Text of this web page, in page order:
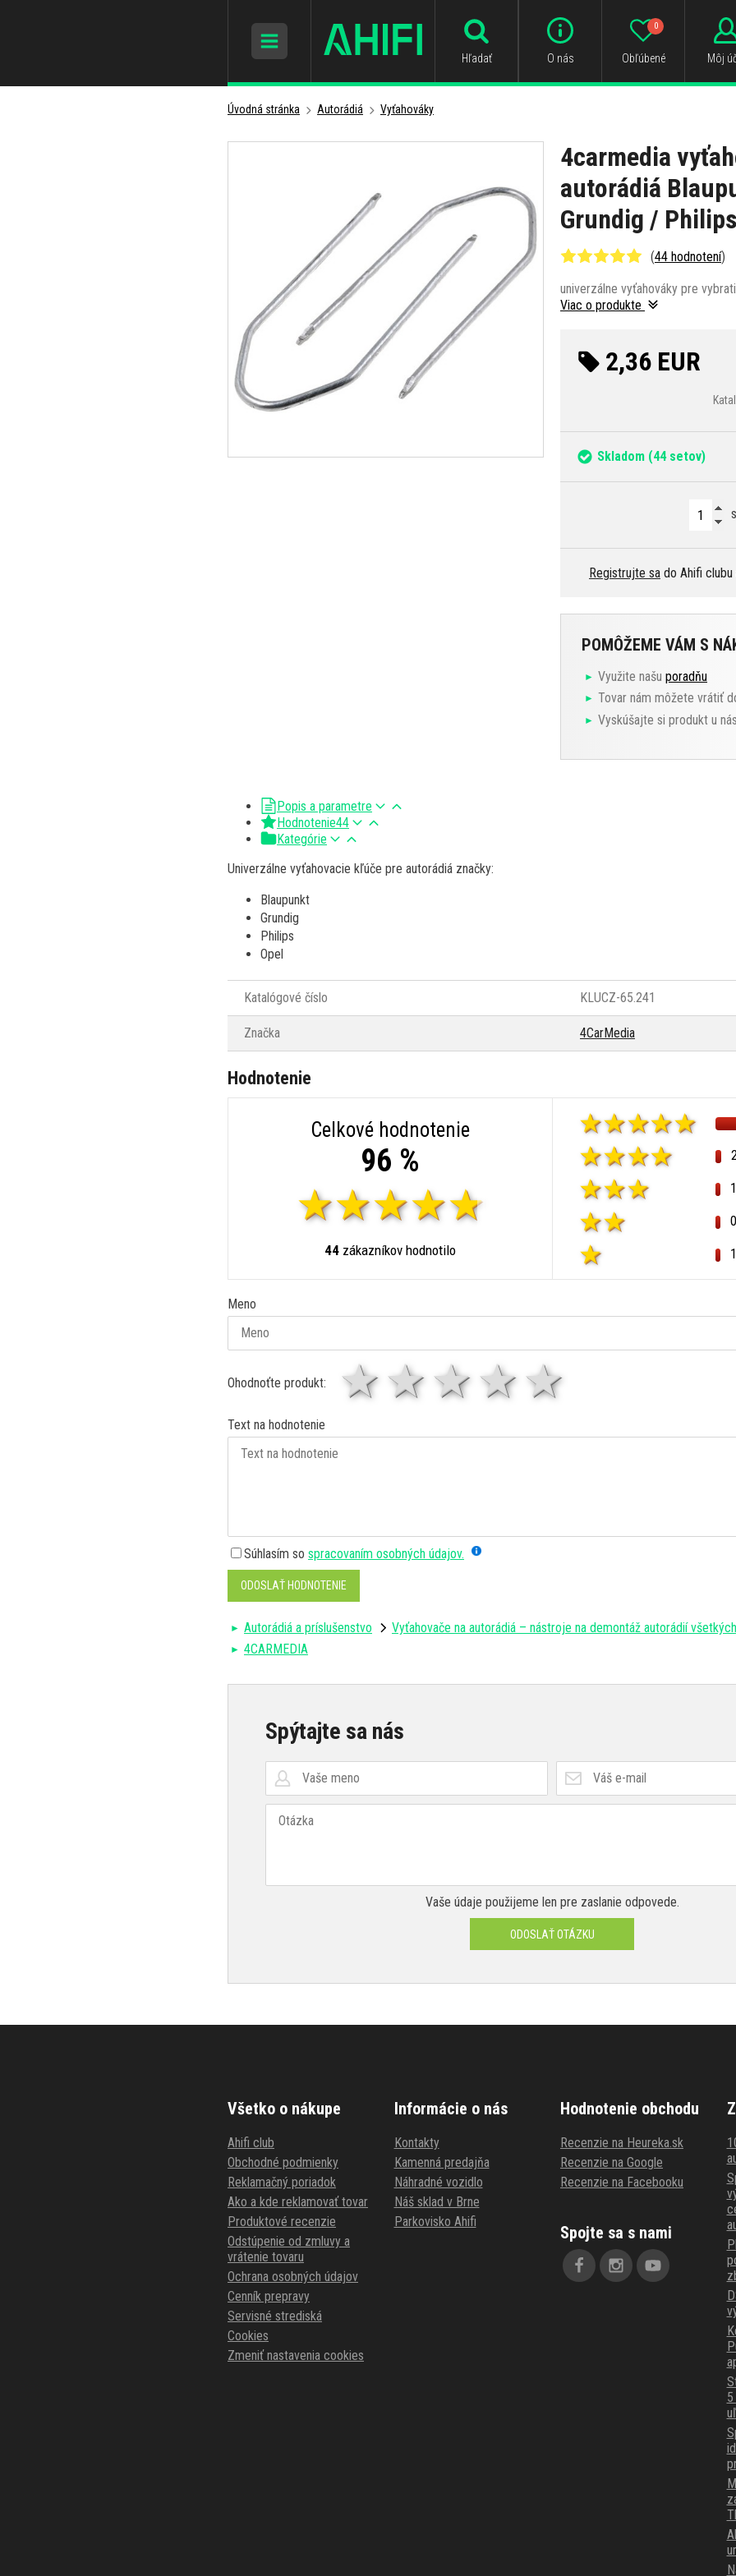
Hľadať O nás Obľúbené
0
Môj
Úvodná stránka Autorádiá Vyťahováky
4carmedia
autorádiá
Grundig / Philips
(44 hodnotení)
univerzálne vyťahováky pre
Viac o produkte
2,36 EUR
Skladom (44 setov)
Registrujte sa do Ahifi
POMÔŽEME VÁM S
Využite našu poradňu
Tovar nám môžete vrátiť
Vyskúšajte si produkt u nás
Popis a parametre
Hodnotenie44
Kategórie
Univerzálne vyťahovacie kľúče pre autorádiá značky:
Blaupunkt
Grundig
Philips
Opel
Katalógové číslo KLUCZ-65.241
Značka 4CarMedia
Hodnotenie
Celkové hodnotenie
96 %
44 zákazníkov hodnotilo
Meno
Ohodnoťte produkt: 4 hviezdy
3 hviezdy
2 hviezdy
1 hviezda
Text na hodnotenie
Súhlasím so spracovaním osobných údajov.
ODOSLAŤ HODNOTENIE
Autorádiá a príslušenstvo
Vyťahovače na autorádiá – nástroje na demontáž autorádií
4CARMEDIA
Spýtajte sa nás
Vaše údaje použijeme len pre zaslanie odpovede.
ODOSLAŤ OTÁZKU
Všetko o nákupe
Ahifi club
Obchodné podmienky
Reklamačný poriadok
Ako a kde reklamovať tovar
Produktové recenzie
Odstúpenie od zmluvy a
vrátenie tovaru
Ochrana osobných údajov
Cenník prepravy
Servisné strediská
Cookies
Zmeniť nastavenia cookies
Informácie o nás
Kontakty
Kamenná predajňa
Náhradné vozidlo
Náš sklad v Brne
Parkovisko Ahifi
Hodnotenie obchodu
Recenzie na Heureka.sk
Recenzie na Google
Recenzie na Facebooku
Spojte sa s nami